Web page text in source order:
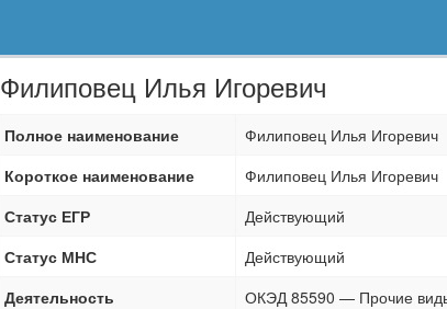
Филиповец Илья Игоревич
Полное наименование
Филиповец Илья Игоревич
Короткое наименование
Филиповец Илья Игоревич
Статус ЕГР
Действующий
Статус МНС
Действующий
Деятельность
ОКЭД 85590 — Прочие виды